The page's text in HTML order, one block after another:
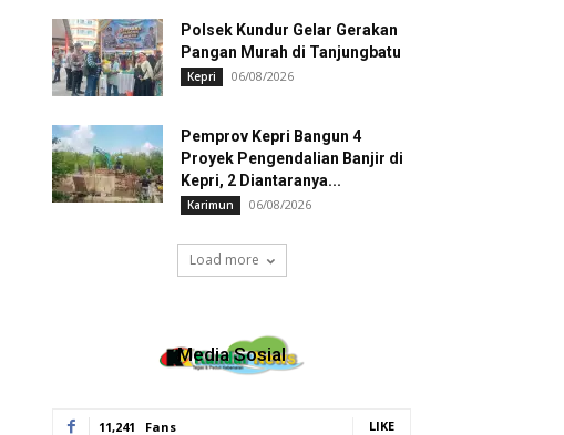
Polsek Kundur Gelar Gerakan
Pangan Murah di Tanjungbatu
Kepri 06/08/2026
Pemprov Kepri Bangun 4
Proyek Pengendalian Banjir di
Kepri, 2 Diantaranya...
Karimun 06/08/2026
Load more
Media Sosial
11,241 Fans LIKE